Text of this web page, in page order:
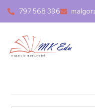
797 568 396